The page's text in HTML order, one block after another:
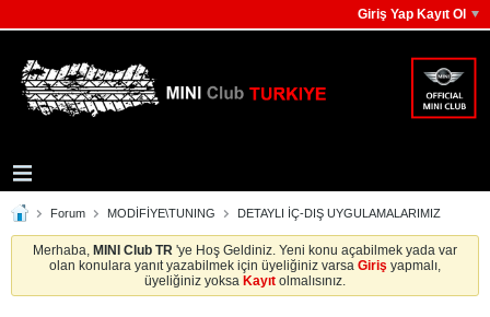
Giriş Yap Kayıt Ol
Forum MODİFİYE\TUNING DETAYLI İÇ-DIŞ UYGULAMALARIMIZ
Merhaba, MINI Club TR 'ye Hoş Geldiniz. Yeni konu açabilmek yada var
olan konulara yanıt yazabilmek için üyeliğiniz varsa Giriş yapmalı,
üyeliğiniz yoksa Kayıt olmalısınız.